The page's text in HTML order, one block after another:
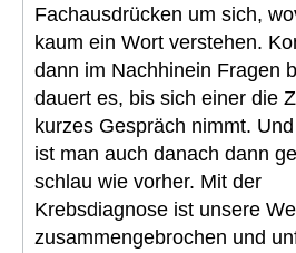
Fachausdrücken um sich,
kaum ein Wort verstehen.
dann im Nachhinein Fragen
dauert es, bis sich einer die
kurzes Gespräch nimmt.
ist man auch danach dann
schlau wie vorher. Mit der
Krebsdiagnose ist unsere
zusammengebrochen und